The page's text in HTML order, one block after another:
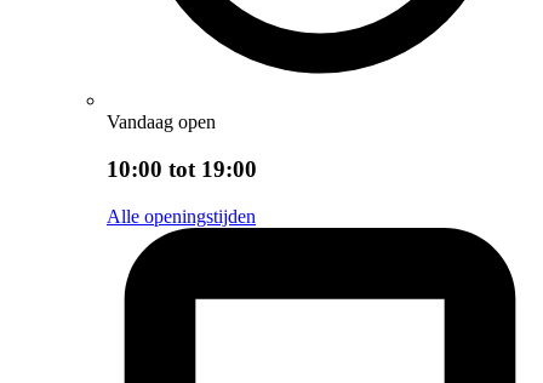
Vandaag open
10:00 tot 19:00
Alle openingstijden